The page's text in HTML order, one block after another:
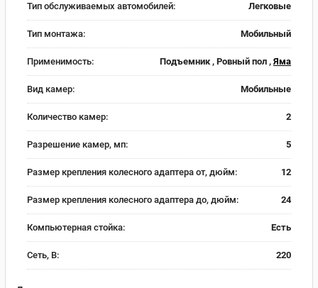
Тип обслуживаемых автомобилей: Легковые
Тип монтажа: Мобильный
Применимость: Подъемник , Ровный пол , Яма
Вид камер: Мобильные
Количество камер: 2
Разрешение камер, мп: 5
Размер крепления колесного адаптера от, дюйм: 12
Размер крепления колесного адаптера до, дюйм: 24
Компьютерная стойка: Есть
Сеть, В: 220